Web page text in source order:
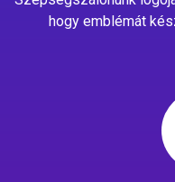
hogy emblémát